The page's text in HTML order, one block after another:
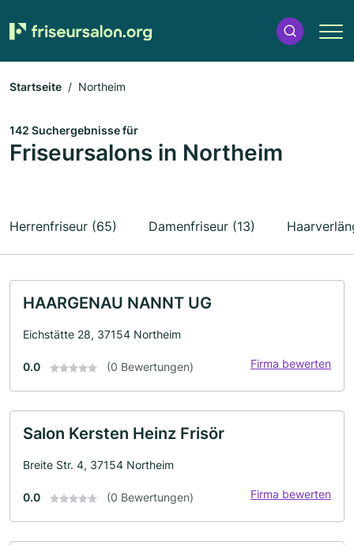
Startseite Northeim
142 Suchergebnisse für
Friseursalons in Northeim
Herrenfriseur (65) Damenfriseur (13)
HAARGENAU NANNT UG
Eichstätte 28, 37154 Northeim
0.0 (0 Bewertungen) Firma bewerten
Salon Kersten Heinz Frisör
Breite Str. 4, 37154 Northeim
0.0 (0 Bewertungen) Firma bewerten